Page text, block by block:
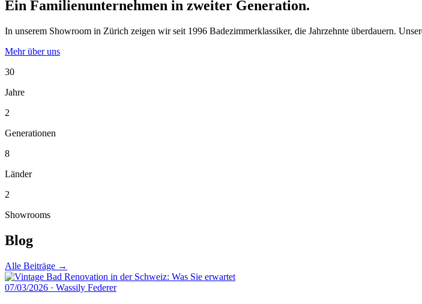
Ein Familienunternehmen in zweiter Generation.
In unserem Showroom in Zürich zeigen wir seit 1996 Badezimmerklassiker, die Jahrzehnte überdauern.
Mehr über uns
30
Jahre
2
Generationen
8
Länder
2
Showrooms
Blog
Alle Beiträge →
07/03/2026 · Wassily Federer